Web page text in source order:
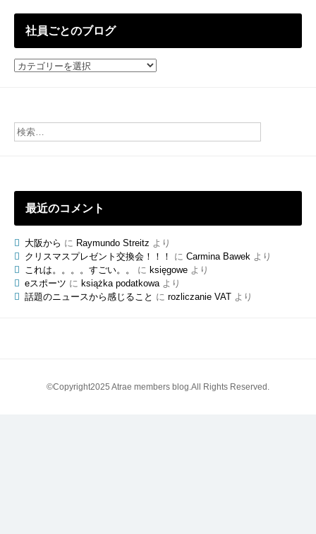
社員ごとのブログ
社
ブ
最近のコメント
大阪から に Raymundo Streitz より
クリスマスプレゼント交換会！！！
に Carmina Bawekより
これは。。。。すごい。。
に księgoweより
eスポーツ に książka podatkowaより
話題のニュースから感じること に rozliczanie VATより
©Copyright2025 Atrae members blog.All Rights Reserved.